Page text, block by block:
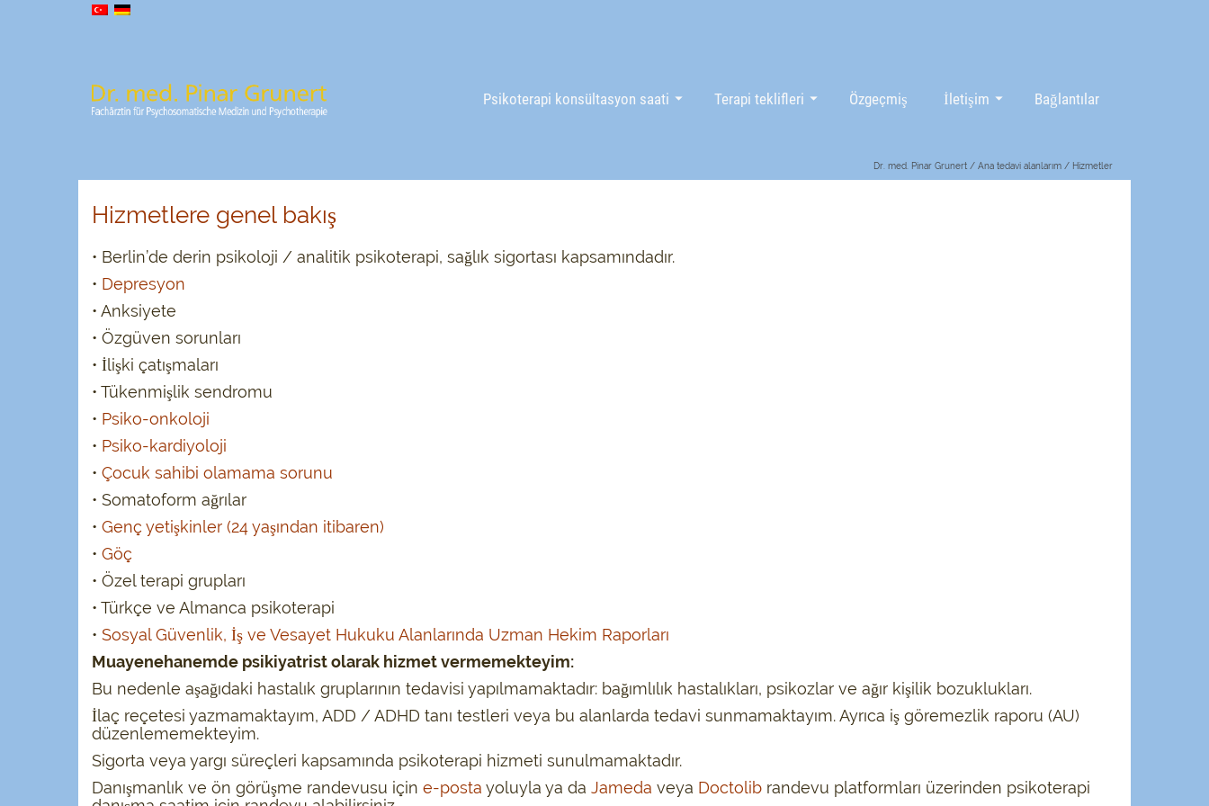
Psikoterapi konsültasyon saati Terapi teklifleri Özgeçmiş İletişim Bağlantılar
Dr. med. Pinar Grunert / Ana tedavi alanlarım / Hizmetler
Hizmetlere genel bakış
• Berlin’de derin psikoloji / analitik psikoterapi, sağlık sigortası kapsamındadır.
• Depresyon
• Anksiyete
• Özgüven sorunları
• İlişki çatışmaları
• Tükenmişlik sendromu
• Psiko-onkoloji
• Psiko-kardiyoloji
• Çocuk sahibi olamama sorunu
• Somatoform ağrılar
• Genç yetişkinler (24 yaşından itibaren)
• Göç
• Özel terapi grupları
• Türkçe ve Almanca psikoterapi
• Sosyal Güvenlik, İş ve Vesayet Hukuku Alanlarında Uzman Hekim Raporları
Muayenehanemde psikiyatrist olarak hizmet vermemekteyim:
Bu nedenle aşağıdaki hastalık gruplarının tedavisi yapılmamaktadır: bağımlılık hastalıkları, psikozlar ve ağır kişilik bozuklukları.
İlaç reçetesi yazmamaktayım, ADD / ADHD tanı testleri veya bu alanlarda tedavi sunmamaktayım. Ayrıca iş göremezlik raporu (AU)
düzenlememekteyim.
Sigorta veya yargı süreçleri kapsamında psikoterapi hizmeti sunulmamaktadır.
Danışmanlık ve ön görüşme randevusu için e-posta yoluyla ya da Jameda veya Doctolib randevu platformları üzerinden psikoterapi